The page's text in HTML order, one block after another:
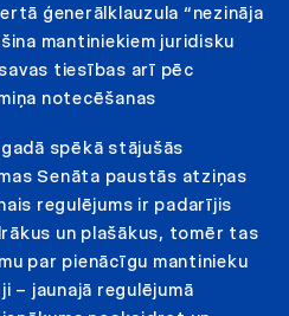
ģenerālklauzula “nezināja
mantiniekiem juridisku
tiesības arī pēc
notecēšanas
spēkā stājušās
Senāta paustās atziņas
regulējums ir padarījis
un plašākus, tomēr tas
par pienācīgu mantinieku
– jaunajā regulējumā